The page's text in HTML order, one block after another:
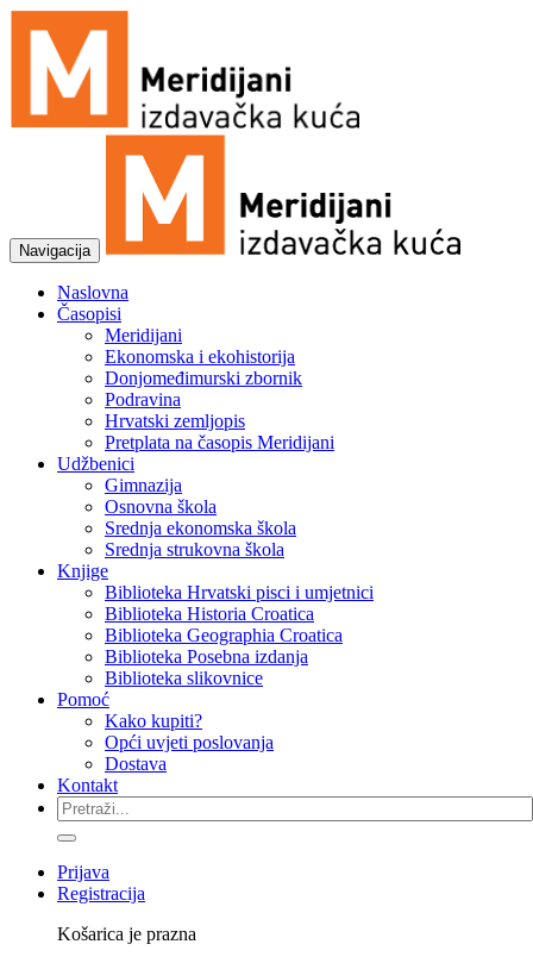
Navigacija
Naslovna
Časopisi
Meridijani
Ekonomska i ekohistorija
Donjomeđimurski zbornik
Podravina
Hrvatski zemljopis
Pretplata na časopis Meridijani
Udžbenici
Gimnazija
Osnovna škola
Srednja ekonomska škola
Srednja strukovna škola
Knjige
Biblioteka Hrvatski pisci i umjetnici
Biblioteka Historia Croatica
Biblioteka Geographia Croatica
Biblioteka Posebna izdanja
Biblioteka slikovnice
Pomoć
Kako kupiti?
Opći uvjeti poslovanja
Dostava
Kontakt
Prijava
Registracija
Košarica je prazna